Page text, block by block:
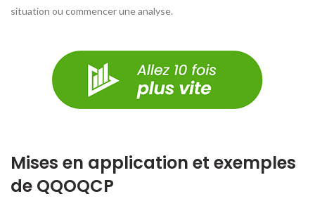
situation ou commencer une analyse.
Mises en application et exemples
de QQOQCP